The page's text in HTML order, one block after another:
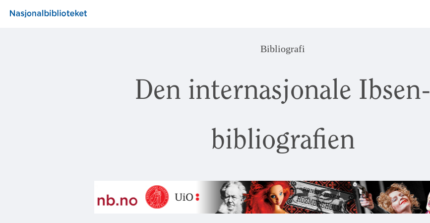
Bibliografi
Den internasjonale Ibsen-
bibliografien